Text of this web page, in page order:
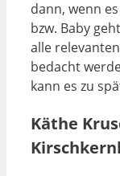
dann, wenn
bzw. Baby
alle
bedacht
kann es zu
Käthe